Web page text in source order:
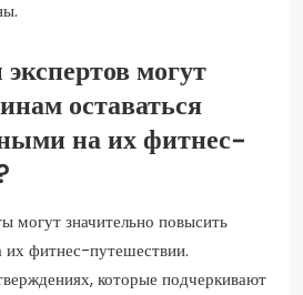
могут
оставаться
на их фитнес-
могут значительно повысить
фитнес-путешествии.
которые подчеркивают